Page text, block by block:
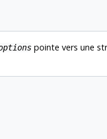
pointe vers une